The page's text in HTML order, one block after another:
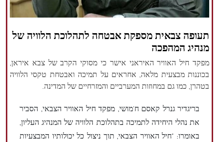
תעופה צבאית מספקת אבטחה לתהלוכת הלוויה של
מנהיג המהפכה
מפקד חיל האוויר האיראני אישר כי מסוקי הקרב של צבא איראן,
בכוננות מבצעית מלאה, אחראים על תמיכה ואבטחת טקסי הלוויה
בטהרן, כמו גם במחוזות המערביים והמזרחיים של המדינה.
בריגדיר גנרל קאסם ח'מושי, מפקד חיל האוויר הצבאי, הסביר
את נהלי היחידה לתמיכה בתהלוכת הלוויה של המנהיג העליון,
באומרו: "חיל האוויר הצבאי, תוך ניצול כל יכולותיו המבצעיות